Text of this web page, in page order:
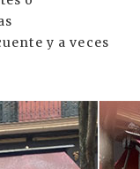
y a veces